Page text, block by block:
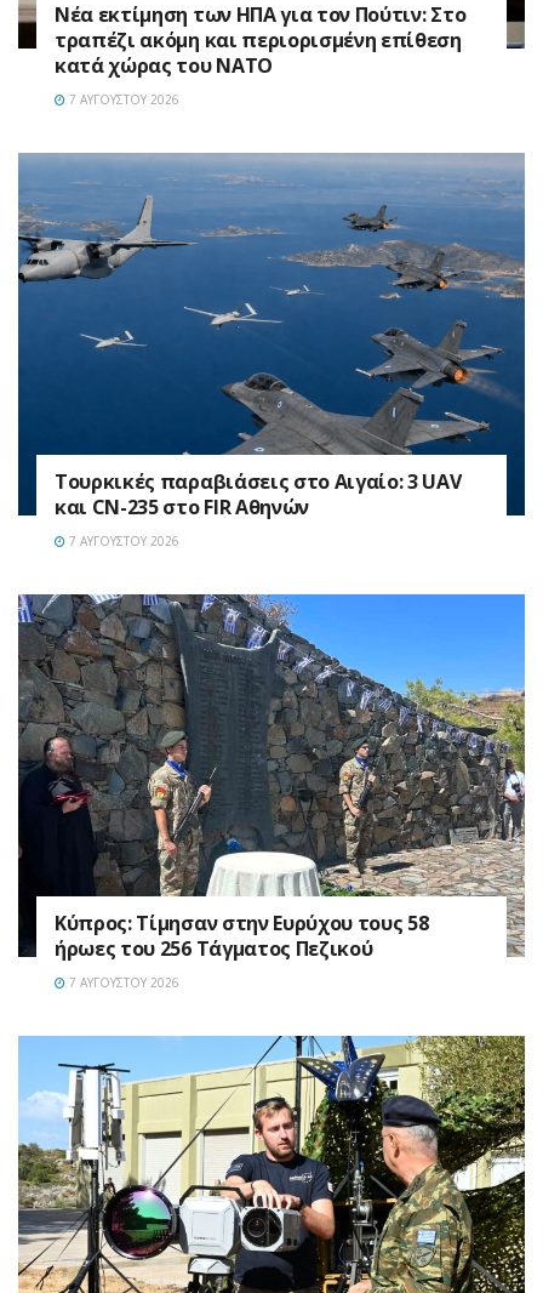
Νέα εκτίμηση των ΗΠΑ για τον Πούτιν: Στο
τραπέζι ακόμη και περιορισμένη επίθεση
κατά χώρας του ΝΑΤΟ
7 ΑΥΓΟΎΣΤΟΥ 2026
Τουρκικές παραβιάσεις στο Αιγαίο: 3 UAV
και CN-235 στο FIR Αθηνών
7 ΑΥΓΟΎΣΤΟΥ 2026
Κύπρος: Τίμησαν στην Ευρύχου τους 58
ήρωες του 256 Τάγματος Πεζικού
7 ΑΥΓΟΎΣΤΟΥ 2026